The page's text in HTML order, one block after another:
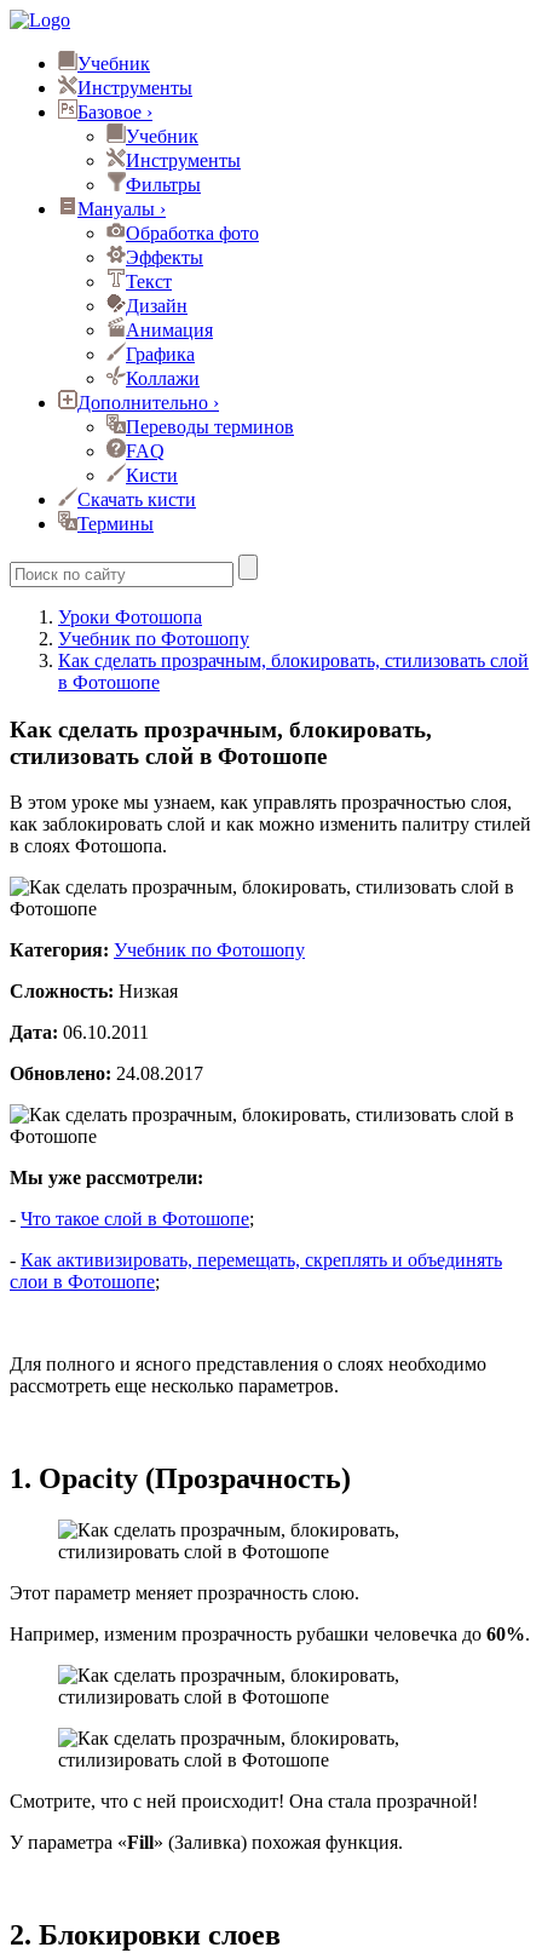
Учебник
Инструменты
Базовое ›
Учебник
Инструменты
Фильтры
Мануалы ›
Обработка фото
Эффекты
Текст
Дизайн
Анимация
Графика
Коллажи
Дополнительно ›
Переводы терминов
FAQ
Кисти
Скачать кисти
Термины
Уроки Фотошопа
Учебник по Фотошопу
Как сделать прозрачным, блокировать, стилизовать слой
в Фотошопе
Как сделать прозрачным, блокировать,
стилизовать слой в Фотошопе
В этом уроке мы узнаем, как управлять прозрачностью слоя,
как заблокировать слой и как можно изменить палитру стилей
в слоях Фотошопа.
Категория: Учебник по Фотошопу
Сложность: Низкая
Дата: 06.10.2011
Обновлено: 24.08.2017
Мы уже рассмотрели:
- Что такое слой в Фотошопе;
- Как активизировать, перемещать, скреплять и объединять
слои в Фотошопе;
Для полного и ясного представления о слоях необходимо
рассмотреть еще несколько параметров.
1. Opacity (Прозрачность)
Этот параметр меняет прозрачность слою.
Например, изменим прозрачность рубашки человечка до 60%.
Смотрите, что с ней происходит! Она стала прозрачной!
У параметра «Fill» (Заливка) похожая функция.
2. Блокировки слоев